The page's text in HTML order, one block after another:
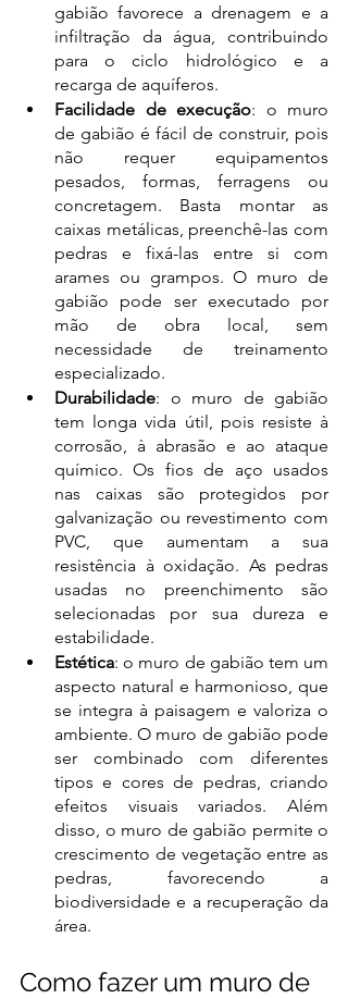
gabião favorece a drenagem e a
infiltração da água, contribuindo
para o ciclo hidrológico e a
recarga de aquíferos.
Facilidade de execução: o muro
de gabião é fácil de construir, pois
não requer equipamentos
pesados, formas, ferragens ou
concretagem. Basta montar as
caixas metálicas, preenchê-las com
pedras e fixá-las entre si com
arames ou grampos. O muro de
gabião pode ser executado por
mão de obra local, sem
necessidade de treinamento
especializado.
Durabilidade: o muro de gabião
tem longa vida útil, pois resiste à
corrosão, à abrasão e ao ataque
químico. Os fios de aço usados
nas caixas são protegidos por
galvanização ou revestimento com
PVC, que aumentam a sua
resistência à oxidação. As pedras
usadas no preenchimento são
selecionadas por sua dureza e
estabilidade.
Estética: o muro de gabião tem um
aspecto natural e harmonioso, que
se integra à paisagem e valoriza o
ambiente. O muro de gabião pode
ser combinado com diferentes
tipos e cores de pedras, criando
efeitos visuais variados. Além
disso, o muro de gabião permite o
crescimento de vegetação entre as
pedras, favorecendo a
biodiversidade e a recuperação da
área.
Como fazer um muro de